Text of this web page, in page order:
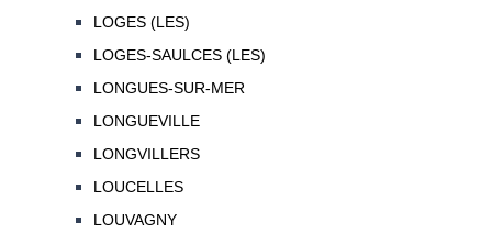
LOGES (LES)
LOGES-SAULCES (LES)
LONGUES-SUR-MER
LONGUEVILLE
LONGVILLERS
LOUCELLES
LOUVAGNY